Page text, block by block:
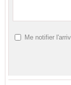
Me notifier